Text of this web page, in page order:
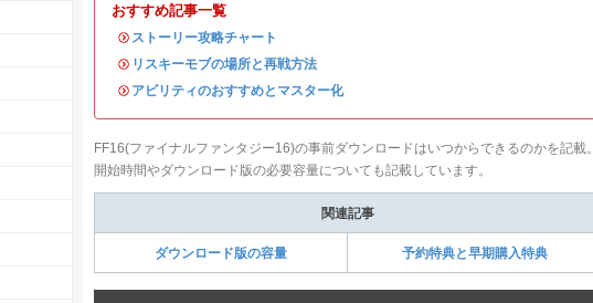
おすすめ記事一覧
・ ストーリー攻略チャート
・ リスキーモブの場所と再戦方法
・ アビリティのおすすめとマスター化
FF16(ファイナルファンタジー16)の事前ダウンロードはいつからできるのかを記載。
開始時間やダウンロード版の必要容量についても記載しています。
関連記事
ダウンロード版の容量 予約特典と早期購入特典